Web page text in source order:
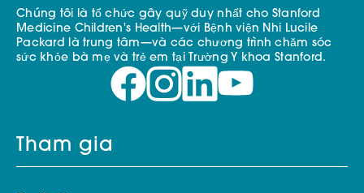
Chúng tôi là tổ chức gây quỹ duy nhất cho Stanford
Medicine Children's Health—với Bệnh viện Nhi Lucile
Packard là trung tâm—và các chương trình chăm sóc
sức khỏe bà mẹ và trẻ em tại Trường Y khoa Stanford.
Tham gia